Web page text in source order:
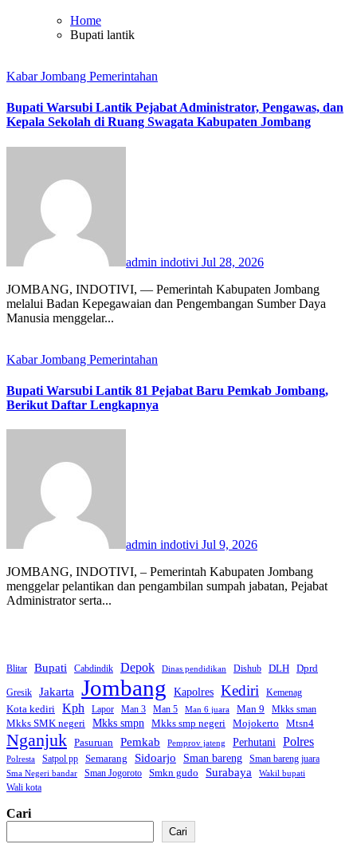
Home
Bupati lantik
Kabar Jombang Pemerintahan
Bupati Warsubi Lantik Pejabat Administrator, Pengawas, dan
Kepala Sekolah di Ruang Swagata Kabupaten Jombang
admin indotivi Jul 28, 2026
JOMBANG, INDOTIVI, — Pemerintah Kabupaten Jombang
melalui Badan Kepegawaian dan Pengembangan Sumber Daya
Manusia menggelar...
Kabar Jombang Pemerintahan
Bupati Warsubi Lantik 81 Pejabat Baru Pemkab Jombang,
Berikut Daftar Lengkapnya
admin indotivi Jul 9, 2026
JOMBANG, INDOTIVI, – Pemerintah Kabupaten Jombang
menggelar pelantikan dan pengambilan sumpah jabatan, Pejabat
Administrator serta...
Blitar Bupati Cabdindik Depok Dinas pendidikan Dishub DLH Dprd
Gresik Jakarta Jombang Kapolres Kediri Kemenag
Kota kediri Kph Lapor Man 3 Man 5 Man 6 juara Man 9 Mkks sman
Mkks SMK negeri Mkks smpn Mkks smp negeri Mojokerto Mtsn4
Nganjuk Pasuruan Pemkab Pemprov jateng Perhutani Polres
Polresta Satpol pp Semarang Sidoarjo Sman bareng Sman bareng juara
Sma Negeri bandar Sman Jogoroto Smkn gudo Surabaya Wakil bupati
Wali kota
Cari
Cari